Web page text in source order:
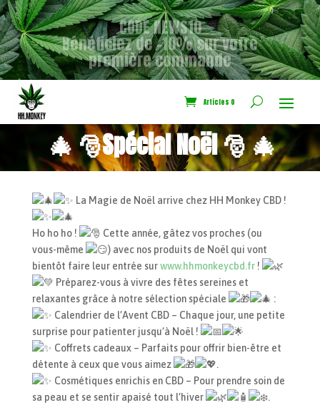
CODE NEWS10
Bénéficiez de -10% sur votre
première commande
Articles 0
🎄 🎅Spécial Noël 🎅 🎄
La Magie de Noël arrive chez HH Monkey CBD !
Ho ho ho !
Cette année, gâtez vos proches (ou
vous-même
) avec nos produits de Noël qui vont
bientôt faire leur entrée surwww.hhmonkeycbd.fr!
Préparez-vous à vivre des fêtes sereines et
relaxantes grâce à notre sélection spéciale
:
Calendrier de l’Avent CBD – Chaque jour, une petite
surprise pour patienter jusqu’à Noël !
Coffrets cadeaux – Parfaits pour offrir bien-être et
détente à ceux que vous aimez
.
Cosmétiques enrichis en CBD – Pour prendre soin de
sa peau et se sentir apaisé tout l’hiver
.